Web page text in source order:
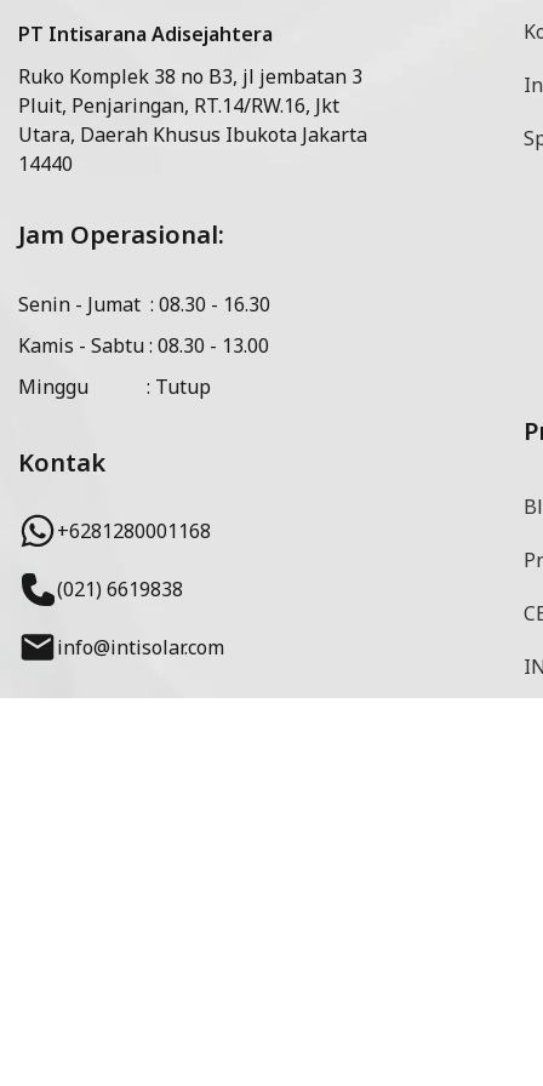
PT Intisarana Adisejahtera
Ruko Komplek 38 no B3, jl jembatan 3
Pluit, Penjaringan, RT.14/RW.16, Jkt
Utara, Daerah Khusus Ibukota Jakarta
14440
Jam Operasional:
Senin - Jumat : 08.30 - 16.30
Kamis - Sabtu : 08.30 - 13.00
Minggu : Tutup
Kontak
+6281280001168
(021) 6619838
info@intisolar.com